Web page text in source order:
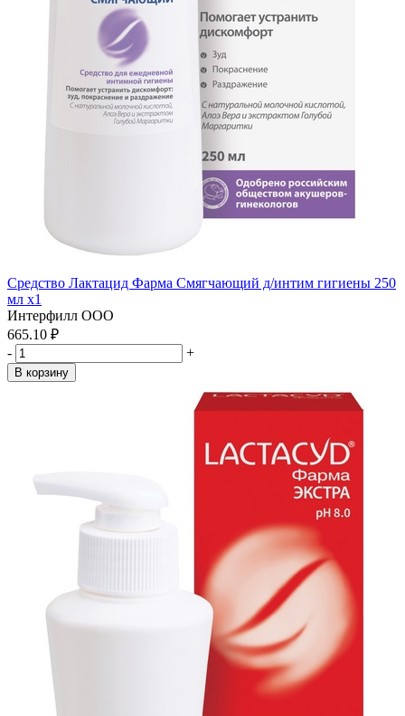
Средство Лактацид Фарма Смягчающий д/интим гигиены 250
мл x1
Интерфилл ООО
665.10 ₽
-
+
В корзину